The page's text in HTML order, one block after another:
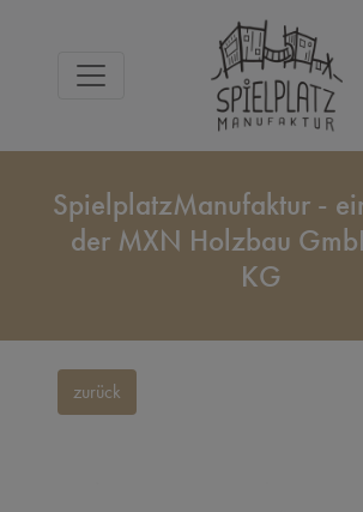
SpielplatzManufaktur -
der MXN Holzbau
KG
zurück